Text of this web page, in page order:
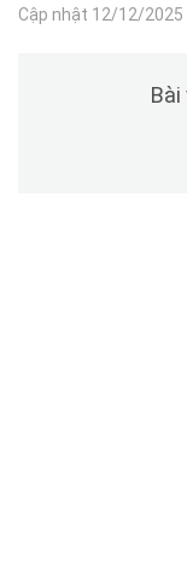
Cập nhật 12/12/2025